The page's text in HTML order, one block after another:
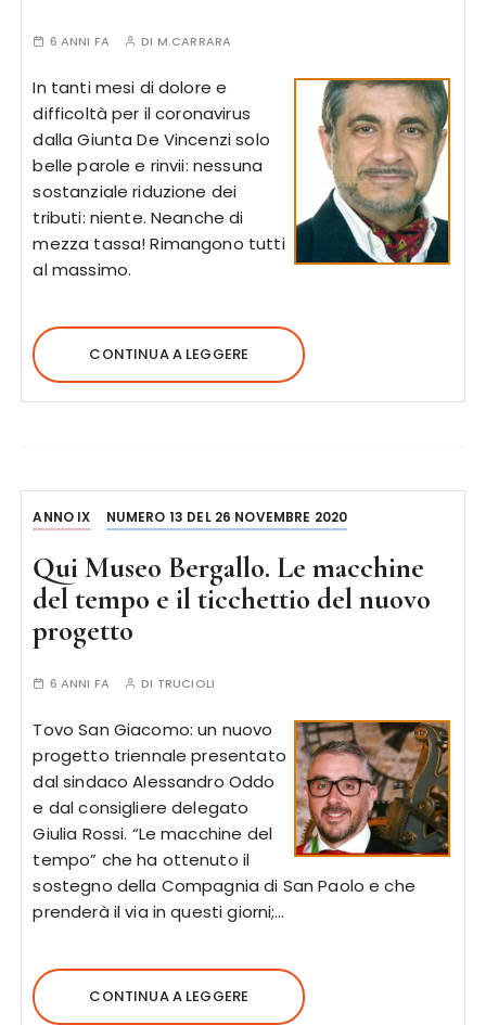
6 ANNI FA DI M.CARRARA
In tanti mesi di dolore e
difficoltà per il coronavirus
dalla Giunta De Vincenzi solo
belle parole e rinvii: nessuna
sostanziale riduzione dei
tributi: niente. Neanche di
mezza tassa! Rimangono tutti
al massimo.
CONTINUA A LEGGERE
ANNO IX NUMERO 13 DEL 26 NOVEMBRE 2020
Qui Museo Bergallo. Le macchine
del tempo e il ticchettio del nuovo
progetto
6 ANNI FA DI TRUCIOLI
Tovo San Giacomo: un nuovo
progetto triennale presentato
dal sindaco Alessandro Oddo
e dal consigliere delegato
Giulia Rossi. “Le macchine del
tempo” che ha ottenuto il
sostegno della Compagnia di San Paolo e che
prenderà il via in questi giorni;…
CONTINUA A LEGGERE